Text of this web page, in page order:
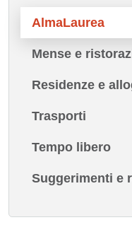
AlmaLaurea
Mense e
Residenze e
Trasporti
Tempo libero
Suggerimenti e